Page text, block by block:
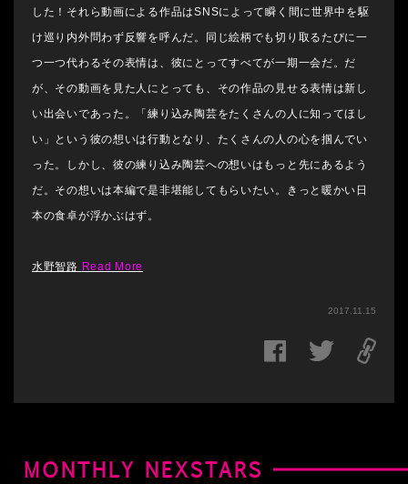
した！それら動画による作品はSNSによって瞬く間に世界中を駆
け巡り内外問わず反響を呼んだ。同じ絵柄でも切り取るたびに一
つ一つ代わるその表情は、彼にとってすべてが一期一会だ。だ
が、その動画を見た人にとっても、その作品の見せる表情は新し
い出会いであった。「練り込み陶芸をたくさんの人に知ってほし
い」という彼の想いは行動となり、たくさんの人の心を掴んでい
った。しかし、彼の練り込み陶芸への想いはもっと先にあるよう
だ。その想いは本編で是非堪能してもらいたい。きっと暖かい日
本の食卓が浮かぶはず。
水野智路 Read More
2017.11.15
MONTHLY NEXSTARS